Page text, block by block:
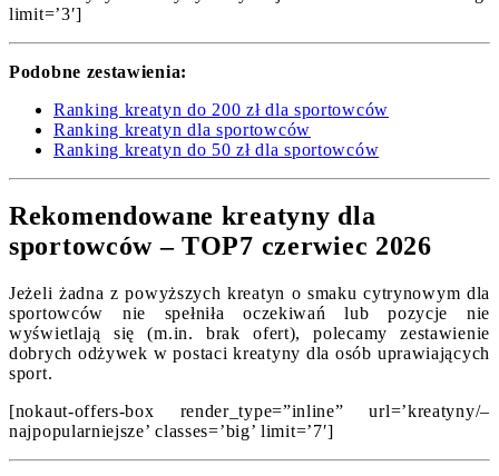
limit=’3′]
Podobne zestawienia:
Ranking kreatyn do 200 zł dla sportowców
Ranking kreatyn dla sportowców
Ranking kreatyn do 50 zł dla sportowców
Rekomendowane kreatyny dla
sportowców – TOP7 czerwiec 2026
Jeżeli żadna z powyższych kreatyn o smaku cytrynowym dla
sportowców nie spełniła oczekiwań lub pozycje nie
wyświetlają się (m.in. brak ofert), polecamy zestawienie
dobrych odżywek w postaci kreatyny dla osób uprawiających
sport.
[nokaut-offers-box render_type=”inline” url=’kreatyny/–
najpopularniejsze’ classes=’big’ limit=’7′]